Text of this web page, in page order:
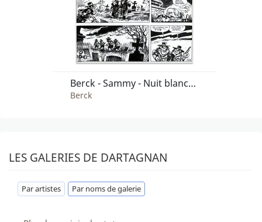
Berck - Sammy - Nuit blanche pour les gorilles - planche originale no 24 - comic art
Berck
LES GALERIES DE DARTAGNAN
Par artistes Par noms de galerie